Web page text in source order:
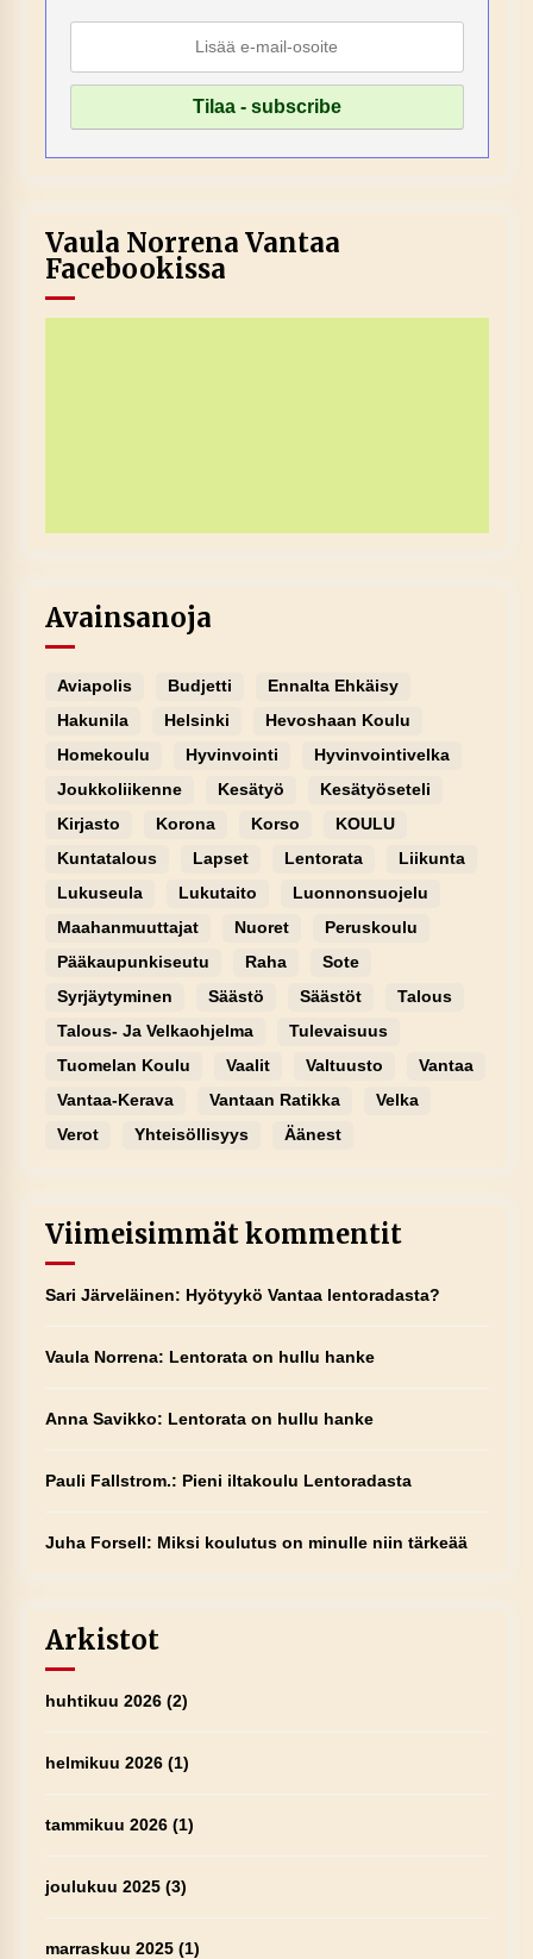
Vaula Norrena Vantaa
Facebookissa
Avainsanoja
Aviapolis Budjetti
Ennalta Ehkäisy
Hakunila
Helsinki
Hevoshaan Koulu
Homekoulu
Hyvinvointi
Hyvinvointivelka
Joukkoliikenne
Kesätyö
Kesätyöseteli
Kirjasto
Korona Korso
KOULU
Kuntatalous
Lapset Lentorata
Liikunta
Lukuseula
Lukutaito
Luonnonsuojelu
Maahanmuuttajat
Nuoret
Peruskoulu
Pääkaupunkiseutu
Raha
Sote
Syrjäytyminen
Säästö Säästöt
Talous
Talous- Ja Velkaohjelma
Tulevaisuus
Tuomelan Koulu
Vaalit Valtuusto
Vantaa
Vantaa-Kerava
Vantaan Ratikka
Velka
Verot
Yhteisöllisyys Äänest
Viimeisimmät kommentit
Sari Järveläinen: Hyötyykö Vantaa lentoradasta?
Vaula Norrena: Lentorata on hullu hanke
Anna Savikko: Lentorata on hullu hanke
Pauli Fallstrom.: Pieni iltakoulu Lentoradasta
Juha Forsell: Miksi koulutus on minulle niin tärkeää
Arkistot
huhtikuu 2026(2)
helmikuu 2026(1)
tammikuu 2026(1)
joulukuu 2025(3)
marraskuu 2025(1)